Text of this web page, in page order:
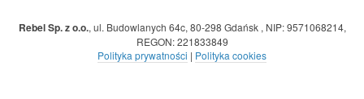
Rebel Sp. z o.o., ul. Budowlanych 64c, 80-298 Gdańsk, NIP: 9571068214,
REGON: 221833849
Polityka prywatności | Polityka cookies